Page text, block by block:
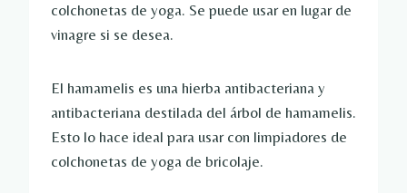
colchonetas de yoga. Se puede usar en lugar de
vinagre si se desea.
El hamamelis es una hierba antibacteriana y
antibacteriana destilada del árbol de hamamelis.
Esto lo hace ideal para usar con limpiadores de
colchonetas de yoga de bricolaje.